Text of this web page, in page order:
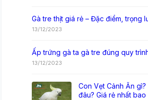
Gà tre thịt giá rẻ – Đặc điểm, trọng
13/12/2023
Ấp trứng gà ta gà tre đúng quy
13/12/2023
Con Vẹt Cảnh Ăn
đâu? Giá rẻ nhất bao